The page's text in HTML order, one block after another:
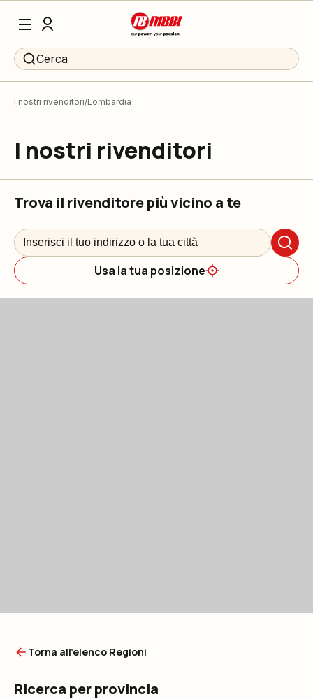
Cerca
I nostri rivenditori Lombardia
I nostri rivenditori
Trova il rivenditore più vicino a te
Usa la tua posizione
Torna all'elenco Regioni
Ricerca per provincia